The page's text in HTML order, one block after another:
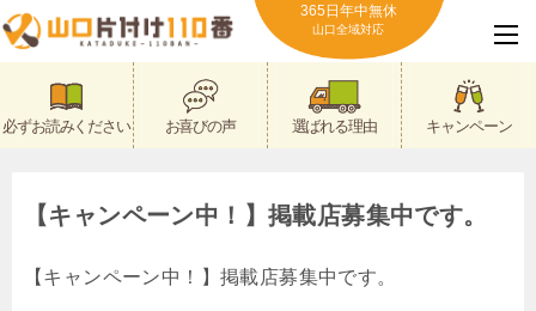
365日年中無休
山口全域対応
必ずお読みください お喜びの声 選ばれる理由 キャンペーン
【キャンペーン中！】掲載店募集中です。
【キャンペーン中！】掲載店募集中です。